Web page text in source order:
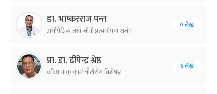
डा. भाष्करराज पन्त
अर्थोपेडिक तथा जोर्नी प्रत्यारोपण सर्जन
० लेख
प्रा. डा. दीपेन्द्र श्रेष्ठ
वरिष्ठ नाक कान घाँटीरोग विशेषज्ञ
६ लेख